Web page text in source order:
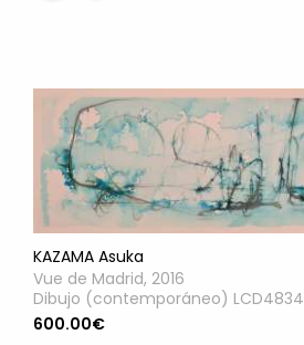
KAZAMA Asuka
Vue de Madrid, 2016
Dibujo (contemporáneo) LCD4834
600.00€